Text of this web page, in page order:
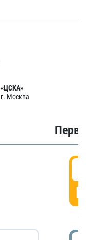
«ЦСКА»
г. Москва